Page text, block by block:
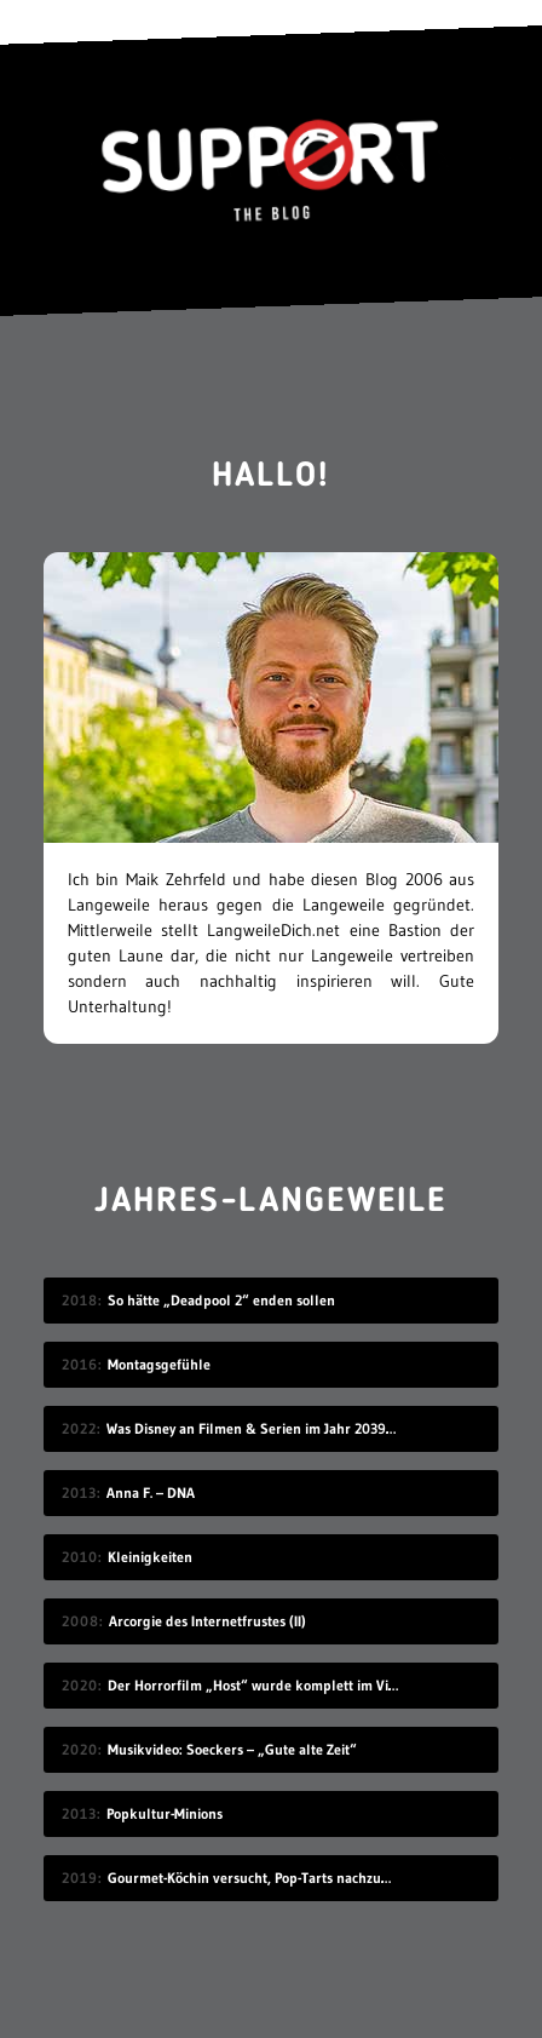
HALLO!
Ich bin Maik Zehrfeld und habe diesen Blog 2006 aus
Langeweile heraus gegen die Langeweile gegründet.
Mittlerweile stellt LangweileDich.net eine Bastion der
guten Laune dar, die nicht nur Langeweile vertreiben
sondern auch nachhaltig inspirieren will. Gute
Unterhaltung!
JAHRES-LANGEWEILE
2018 So hätte „Deadpool 2“ enden sollen
2016 Montagsgefühle
2022 Was Disney an Filmen & Serien im Jahr 2039 vorstellen wird…
2013 Anna F. – DNA
2010 Kleinigkeiten
2008 Arcorgie des Internetfrustes (II)
2020 Der Horrorfilm „Host“ wurde komplett im Videochat-Tool Zoom gedreht
2020 Musikvideo: Soeckers – „Gute alte Zeit“
2013 Popkultur-Minions
2019 Gourmet-Köchin versucht, Pop-Tarts nachzumachen